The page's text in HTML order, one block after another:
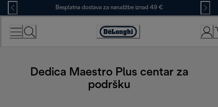
Skip
to
Content
Besplatna dostava za narudžbe iznad 49 €
Accessibility
Dedica Maestro Plus centar za
podršku